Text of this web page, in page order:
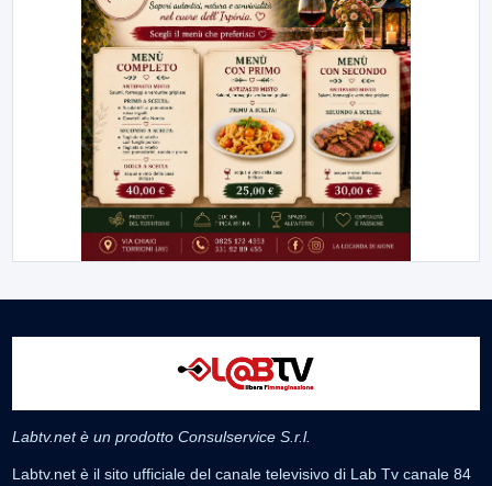
Labtv.net è un prodotto Consulservice S.r.l.
Labtv.net è il sito ufficiale del canale televisivo di Lab Tv canale 84